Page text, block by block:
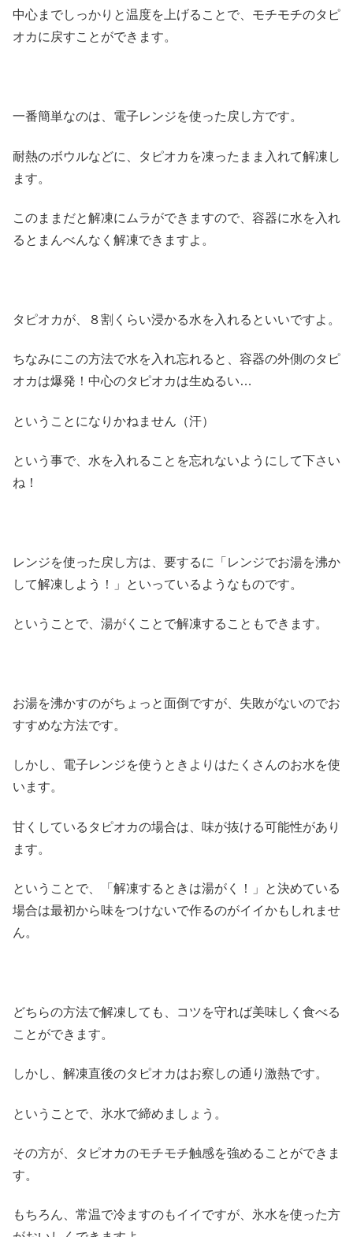
中心までしっかりと温度を上げることで、モチモチのタピ
オカに戻すことができます。
一番簡単なのは、電子レンジを使った戻し方です。
耐熱のボウルなどに、タピオカを凍ったまま入れて解凍し
ます。
このままだと解凍にムラができますので、容器に水を入れ
るとまんべんなく解凍できますよ。
タピオカが、８割くらい浸かる水を入れるといいですよ。
ちなみにこの方法で水を入れ忘れると、容器の外側のタピ
オカは爆発！中心のタピオカは生ぬるい…
ということになりかねません（汗）
という事で、水を入れることを忘れないようにして下さい
ね！
レンジを使った戻し方は、要するに「レンジでお湯を沸か
して解凍しよう！」といっているようなものです。
ということで、湯がくことで解凍することもできます。
お湯を沸かすのがちょっと面倒ですが、失敗がないのでお
すすめな方法です。
しかし、電子レンジを使うときよりはたくさんのお水を使
います。
甘くしているタピオカの場合は、味が抜ける可能性があり
ます。
ということで、「解凍するときは湯がく！」と決めている
場合は最初から味をつけないで作るのがイイかもしれませ
ん。
どちらの方法で解凍しても、コツを守れば美味しく食べる
ことができます。
しかし、解凍直後のタピオカはお察しの通り激熱です。
ということで、氷水で締めましょう。
その方が、タピオカのモチモチ触感を強めることができま
す。
もちろん、常温で冷ますのもイイですが、氷水を使った方